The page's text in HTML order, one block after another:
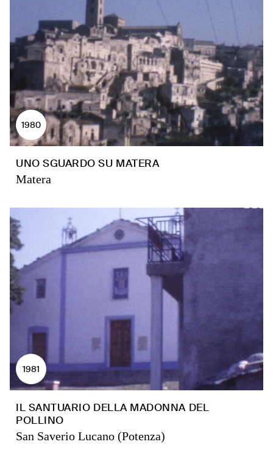
1980
UNO SGUARDO SU MATERA
Matera
1981
IL SANTUARIO DELLA MADONNA DEL
POLLINO
San Saverio Lucano (Potenza)